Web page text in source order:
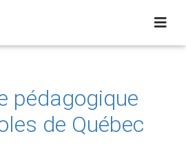
pédagogique
de Québec